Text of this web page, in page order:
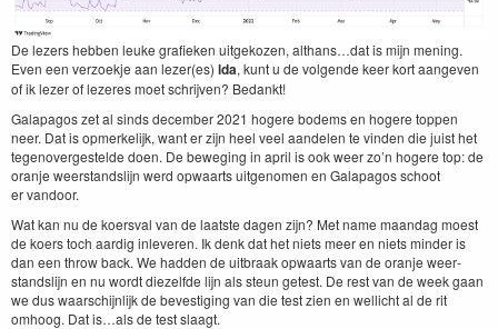
De lez­ers hebben leuke grafieken uit­gekozen, althans…dat is mijn mening.
Even een ver­zoek­je aan lezer(es) lda, kunt u de vol­gende keer kort aangeven
of ik lez­er of lez­eres moet schri­jven? Bedankt!
Gala­pa­gos zet al sinds decem­ber2021 hogere bodems en hogere top­pen
neer. Dat is opmerke­lijk, want er zijn heel veel aan­de­len te vin­den die juist het
tegen­overgestelde doen. De beweg­ing in april is ook weer zo’n hogere top: de
oran­je weer­stand­sli­jn werd opwaarts uitgenomen en Gala­pa­gos schoot
er vandoor.
Wat kan nu de koersval van de laat­ste dagen zijn? Met name maandag moest
de koers toch aardig inlev­eren. Ik denk dat het niets meer en niets min­der is
dan een throw back. We had­den de uit­braak opwaarts van de oran­je weer­
stand­sli­jn en nu wordt diezelfde lijn als ste­un getest. De rest van de week gaan
we dus waarschi­jn­lijk de beves­tig­ing van die test zien en wellicht al de rit
omhoog. Dat is…als de test slaagt.